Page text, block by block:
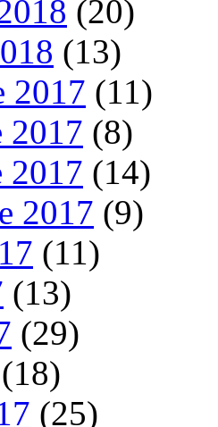
(20)
(13)
2017 (11)
2017 (8)
2017 (14)
2017 (9)
(11)
(13)
(29)
(18)
(25)